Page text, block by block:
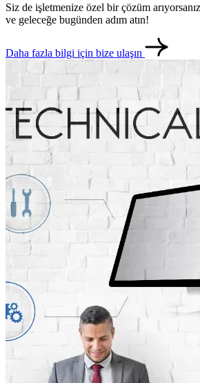
Siz de işletmenize özel bir çözüm
ve geleceğe bugünden adım atın!
Daha fazla bilgi için bize ulaşın